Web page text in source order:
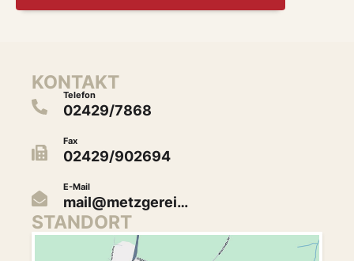
KONTAKT
Telefon
02429/7868
Fax
02429/902694
E-Mail
mail@metzgerei…
STANDORT